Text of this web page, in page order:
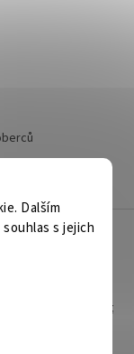
Dalším
s jejich
Upravit